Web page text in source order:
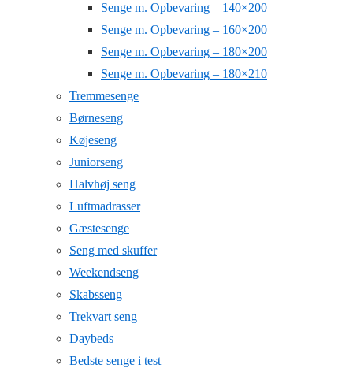
Senge m. Opbevaring – 140×200
Senge m. Opbevaring – 160×200
Senge m. Opbevaring – 180×200
Senge m. Opbevaring – 180×210
Tremmesenge
Børneseng
Køjeseng
Juniorseng
Halvhøj seng
Luftmadrasser
Gæstesenge
Seng med skuffer
Weekendseng
Skabsseng
Trekvart seng
Daybeds
Bedste senge i test